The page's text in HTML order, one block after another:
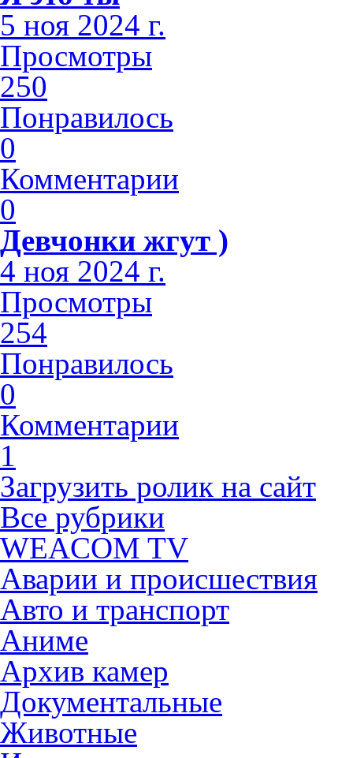
5 ноя 2024 г.
Просмотры
250
Понравилось
0
Комментарии
0
Девчонки жгут )
4 ноя 2024 г.
Просмотры
254
Понравилось
0
Комментарии
1
Загрузить ролик на сайт
Все рубрики
WEACOM TV
Аварии и происшествия
Авто и транспорт
Аниме
Архив камер
Документальные
Животные